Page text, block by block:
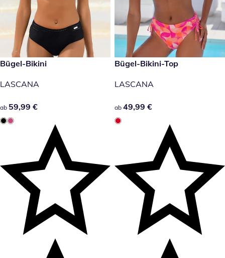
59,99 €
Bügel-Bikini
LASCANA
59,99 €
ab 59,99 €
49,99 €
Bügel-Bikini-Top
LASCANA
49,99 €
ab 49,99 €